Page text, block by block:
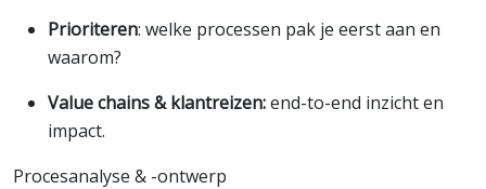
Prioriteren: welke processen pak je eerst aan en
waarom?
Value chains & klantreizen:end-to-end inzicht en
impact.
Procesanalyse & -ontwerp